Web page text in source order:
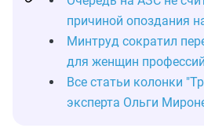
причиной опоздания
Минтруд сократил
для женщин профессий
Все статьи колонки
эксперта Ольги